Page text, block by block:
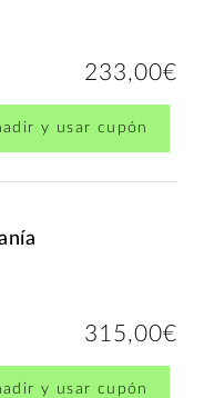
233,00€
y usar cupón
315,00€
y usar cupón